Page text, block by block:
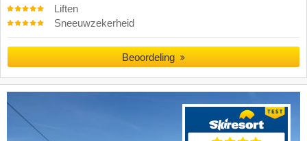
Liften
Sneeuwzekerheid
Beoordeling